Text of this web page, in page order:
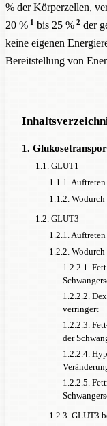
% der Körperzellen,
20 % 1 bis 25 % 2 der
keine eigenen
Bereitstellung von
1.
1.1. GLUT1
1.1.1.
1.1.2.
1.2. GLUT3
1.2.1.
1.2.2.
1.2.2.1.
1.2.2.2.
verringert
1.2.2.3.
der
1.2.2.4.
1.2.2.5.
1.2.3. GLUT3